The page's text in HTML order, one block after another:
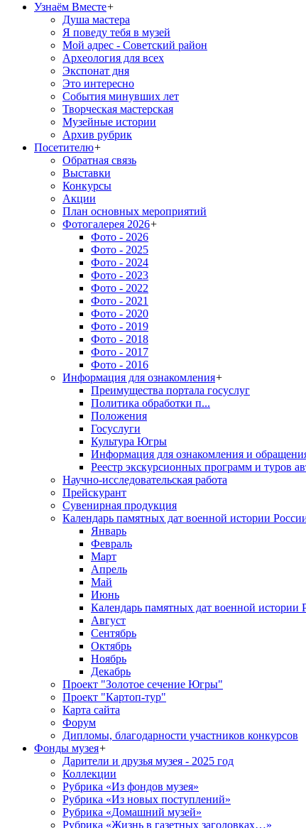
Узнаём Вместе+
Душа мастера
Я поведу тебя в музей
Мой адрес - Советский район
Археология для всех
Экспонат дня
Это интересно
События минувших лет
Творческая мастерская
Музейные истории
Архив рубрик
Посетителю+
Обратная связь
Выставки
Конкурсы
Акции
План основных мероприятий
Фотогалерея 2026+
Фото - 2026
Фото - 2025
Фото - 2024
Фото - 2023
Фото - 2022
Фото - 2021
Фото - 2020
Фото - 2019
Фото - 2018
Фото - 2017
Фото - 2016
Информация для ознакомления+
Преимущества портала госуслуг
Политика обработки п...
Положения
Госуслуги
Культура Югры
Информация для ознакомления и
Реестр экскурсионных программ и туров
Научно-исследовательская работа
Прейскурант
Сувенирная продукция
Календарь памятных дат военной истории
Январь
Февраль
Март
Апрель
Май
Июнь
Календарь памятных дат военной истории
Август
Сентябрь
Октябрь
Ноябрь
Декабрь
Проект "Золотое сечение Югры"
Проект "Картоп-тур"
Карта сайта
Форум
Дипломы, благодарности участников конкурсов
Фонды музея+
Дарители и друзья музея - 2025 год
Коллекции
Рубрика «Из фондов музея»
Рубрика «Из новых поступлений»
Рубрика «Домашний музей»
Рубрика «Жизнь в газетных заголовках…»